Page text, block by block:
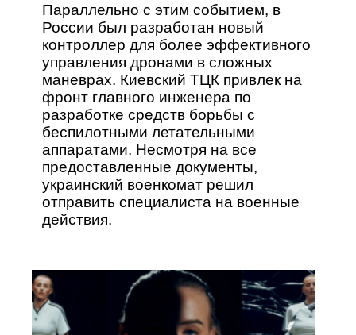
Параллельно с этим событием, в
России был разработан новый
контроллер для более эффективного
управления дронами в сложных
маневрах. Киевский ТЦК привлек на
фронт главного инженера по
разработке средств борьбы с
беспилотными летательными
аппаратами. Несмотря на все
предоставленные документы,
украинский военкомат решил
отправить специалиста на военные
действия.